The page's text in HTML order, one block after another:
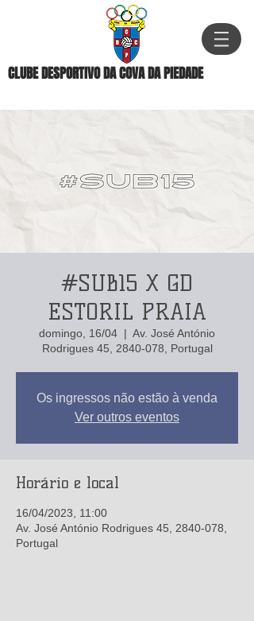
CLUBE DESPORTIVO DA COVA DA PIEDADE
#SUB15 X GD
ESTORIL PRAIA
domingo, 16/04
  |
Av. José António
Rodrigues 45, 2840-078, Portugal
Os ingressos não estão à venda
Ver outros eventos
Horário e local
16/04/2023, 11:00
Av. José António Rodrigues 45, 2840-078,
Portugal